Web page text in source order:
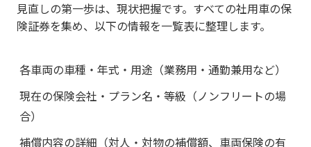
見直しの第一歩は、現状把握です。すべての社用車の保
険証券を集め、以下の情報を一覧表に整理します。
各車両の車種・年式・用途（業務用・通勤兼用など）
現在の保険会社・プラン名・等級（ノンフリートの場
合）
補償内容の詳細（対人・対物の補償額、車両保険の有